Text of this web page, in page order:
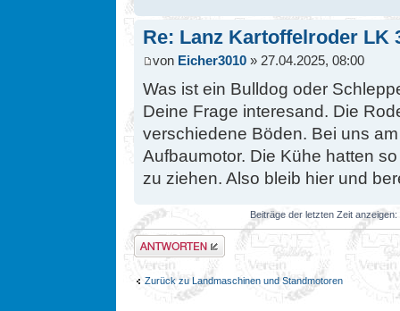
Re: Lanz Kartoffelroder LK
von Eicher3010 » 27.04.2025, 08:00
Was ist ein Bulldog oder
Deine Frage interesand. Die
verschiedene Böden. Bei uns
Aufbaumotor. Die Kühe hatten
zu ziehen. Also bleib hier und
Beiträge der letzten Zeit anzeigen:
Antwort erstellen
Zurück zu Landmaschinen und Standmotoren